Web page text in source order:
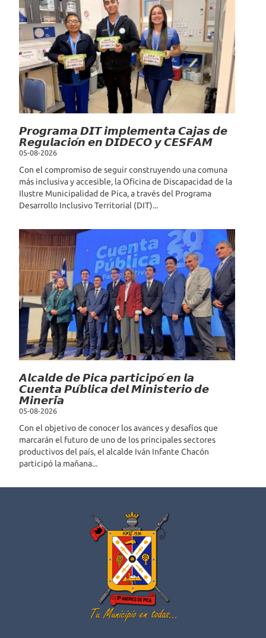
𝙋𝙧𝙤𝙜𝙧𝙖𝙢𝙖 𝘿𝙄𝙏 𝙞𝙢𝙥𝙡𝙚𝙢𝙚𝙣𝙩𝙖 𝘾𝙖𝙟𝙖𝙨 𝙙𝙚
𝙍𝙚𝙜𝙪𝙡𝙖𝙘𝙞𝙤́𝙣 𝙚𝙣 𝘿𝙄𝘿𝙀𝘾𝙊 𝙮 𝘾𝙀𝙎𝙁𝘼𝙈
05-08-2026
Con el compromiso de seguir construyendo una comuna
más inclusiva y accesible, la Oficina de Discapacidad de la
Ilustre Municipalidad de Pica, a través del Programa
Desarrollo Inclusivo Territorial (DIT)...
𝘼𝙡𝙘𝙖𝙡𝙙𝙚 𝙙𝙚 𝙋𝙞𝙘𝙖 𝙥𝙖𝙧𝙩𝙞𝙘𝙞𝙥𝙤́ 𝙚𝙣 𝙡𝙖
𝘾𝙪𝙚𝙣𝙩𝙖 𝙋𝙪́𝙗𝙡𝙞𝙘𝙖 𝙙𝙚𝙡 𝙈𝙞𝙣𝙞𝙨𝙩𝙚𝙧𝙞𝙤 𝙙𝙚
𝙈𝙞𝙣𝙚𝙧𝙞́𝙖
05-08-2026
Con el objetivo de conocer los avances y desafíos que
marcarán el futuro de uno de los principales sectores
productivos del país, el alcalde Iván Infante Chacón
participó la mañana...